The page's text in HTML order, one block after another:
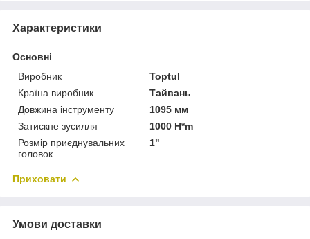
Характеристики
Основні
Виробник
Toptul
Країна виробник
Тайвань
Довжина інструменту
1095 мм
Затискне зусилля
1000 H*m
Розмір приєднувальних
головок
1"
Приховати
Умови доставки